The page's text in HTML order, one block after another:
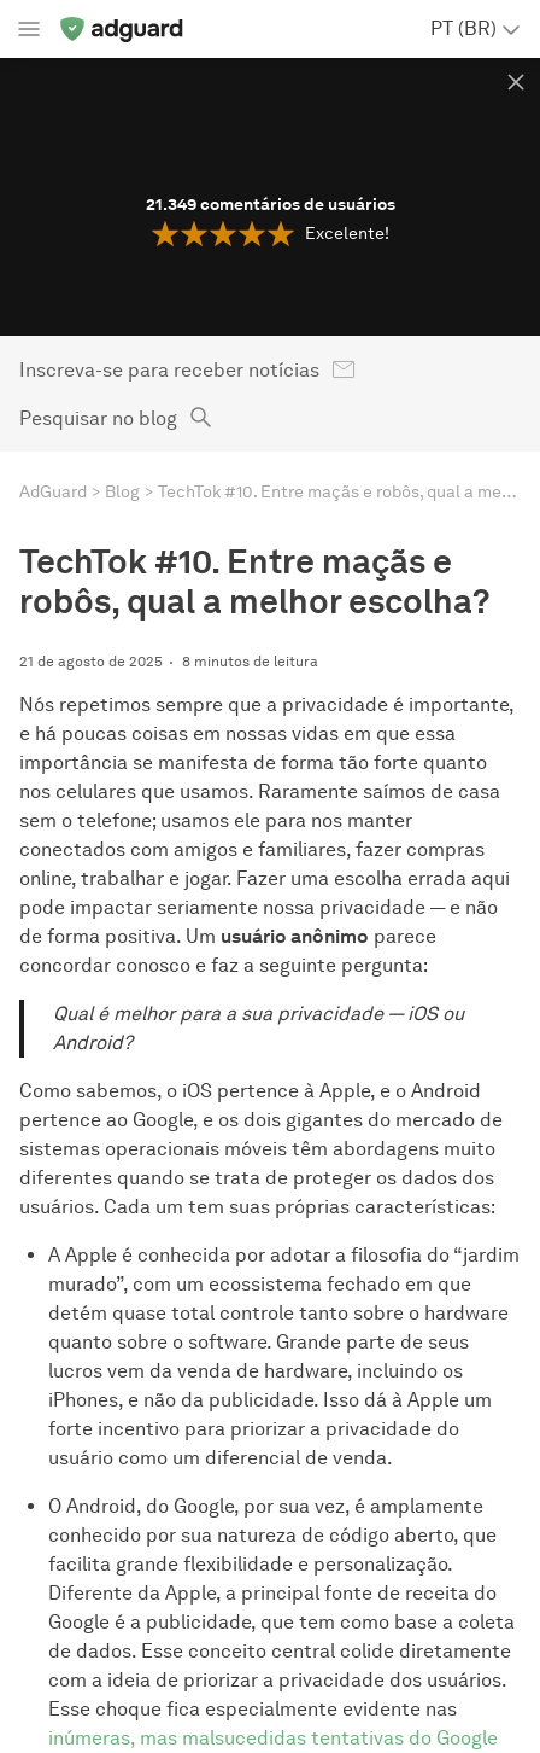
PT (BR)
21.349comentários de usuários
Excelente!
Inscreva-se para receber notícias
Pesquisar no blog
AdGuard Blog TechTok #10. Entre maçãs e robôs, qual a melhor escolha?
TechTok #10. Entre maçãs e
robôs, qual a melhor escolha?
21 de agosto de 2025 8 minutos de leitura
Nós repetimos sempre que a privacidade é importante,
e há poucas coisas em nossas vidas em que essa
importância se manifesta de forma tão forte quanto
nos celulares que usamos. Raramente saímos de casa
sem o telefone; usamos ele para nos manter
conectados com amigos e familiares, fazer compras
online, trabalhar e jogar. Fazer uma escolha errada aqui
pode impactar seriamente nossa privacidade — e não
de forma positiva. Um usuário anônimo parece
concordar conosco e faz a seguinte pergunta:
Qual é melhor para a sua privacidade — iOS ou
Android?
Como sabemos, o iOS pertence à Apple, e o Android
pertence ao Google, e os dois gigantes do mercado de
sistemas operacionais móveis têm abordagens muito
diferentes quando se trata de proteger os dados dos
usuários. Cada um tem suas próprias características:
A Apple é conhecida por adotar a filosofia do “jardim
murado”, com um ecossistema fechado em que
detém quase total controle tanto sobre o hardware
quanto sobre o software. Grande parte de seus
lucros vem da venda de hardware, incluindo os
iPhones, e não da publicidade. Isso dá à Apple um
forte incentivo para priorizar a privacidade do
usuário como um diferencial de venda.
O Android, do Google, por sua vez, é amplamente
conhecido por sua natureza de código aberto, que
facilita grande flexibilidade e personalização.
Diferente da Apple, a principal fonte de receita do
Google é a publicidade, que tem como base a coleta
de dados. Esse conceito central colide diretamente
com a ideia de priorizar a privacidade dos usuários.
Esse choque fica especialmente evidente nas
inúmeras, mas malsucedidas tentativas do Google